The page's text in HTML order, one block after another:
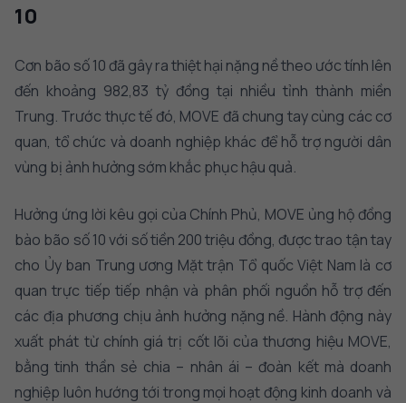
10
Cơn bão số 10 đã gây ra thiệt hại nặng nề theo ước tính lên
đến khoảng 982,83 tỷ đồng tại nhiều tỉnh thành miền
Trung. Trước thực tế đó, MOVE đã chung tay cùng các cơ
quan, tổ chức và doanh nghiệp khác để hỗ trợ người dân
vùng bị ảnh hưởng sớm khắc phục hậu quả.
Hưởng ứng lời kêu gọi của Chính Phủ, MOVE ủng hộ đồng
bào bão số 10 với số tiền 200 triệu đồng, được trao tận tay
cho Ủy ban Trung ương Mặt trận Tổ quốc Việt Nam là cơ
quan trực tiếp tiếp nhận và phân phối nguồn hỗ trợ đến
các địa phương chịu ảnh hưởng nặng nề. Hành động này
xuất phát từ chính giá trị cốt lõi của thương hiệu MOVE,
bằng tinh thần sẻ chia – nhân ái – đoàn kết mà doanh
nghiệp luôn hướng tới trong mọi hoạt động kinh doanh và